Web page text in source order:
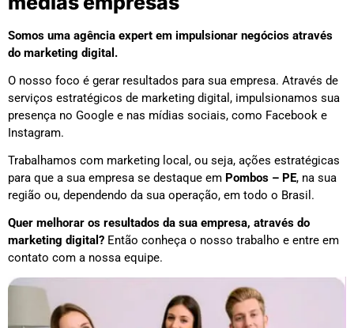
Somos uma agência expert em impulsionar negócios através
do marketing digital.
O nosso foco é gerar resultados para sua empresa. Através de
serviços estratégicos de marketing digital, impulsionamos sua
presença no Google e nas mídias sociais, como Facebook e
Instagram.
Trabalhamos com marketing local, ou seja, ações estratégicas
para que a sua empresa se destaque em Pombos – PE, na sua
região ou, dependendo da sua operação, em todo o Brasil.
Quer melhorar os resultados da sua empresa, através do
marketing digital? Então conheça o nosso trabalho e entre em
contato com a nossa equipe.